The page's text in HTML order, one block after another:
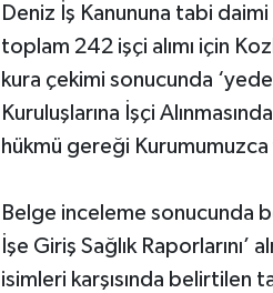
Deniz İş Kanununa tabi
toplam 242 işçi alımı için
kura çekimi sonucunda
Kuruluşlarına İşçi
hükmü gereği
Belge inceleme sonucunda
İşe Giriş Sağlık
isimleri karşısında belirtilen